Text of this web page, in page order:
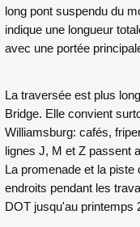
long pont suspendu du
indique une longueur
avec une portée
La traversée est plus
Bridge. Elle convient
Williamsburg: cafés,
lignes J, M et Z passent
La promenade et la
endroits pendant les
DOT jusqu'au printemps